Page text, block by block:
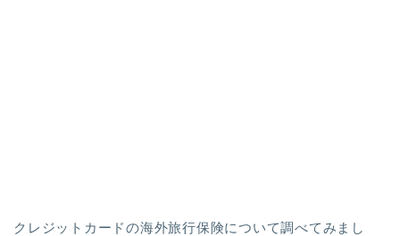
クレジットカードの海外旅行保険について調べてみまし